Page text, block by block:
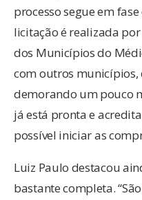
processo segue em
licitação é realizada
dos Municípios do
com outros municípios,
demorando um pouco
já está pronta e
possível iniciar as
Luiz Paulo destacou
bastante completa.